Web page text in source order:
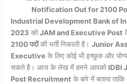
Notification Out for 2100
Industrial Development Bank of
2023 कोJAM and Executive Post
2100 पदोंकी भर्ती निकाली है।Junior
Executive के लिए कोई भी इच्छुक और
सकते है। आज के लेख में हमने आपको IDBI
Post Recruitment के बारे में बताया